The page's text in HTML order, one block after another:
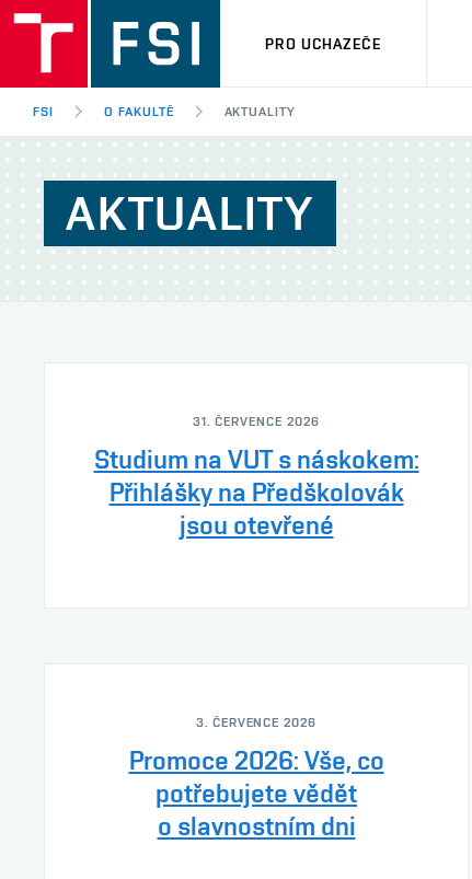
PRO UCHAZEČE
FSI O FAKULTĚ AKTUALITY
AKTUALITY
31. ČERVENCE 2026
Studium na VUT s náskokem:
Přihlášky na Předškolovák
jsou otevřené
3. ČERVENCE 2026
Promoce 2026: Vše, co
potřebujete vědět
o slavnostním dni